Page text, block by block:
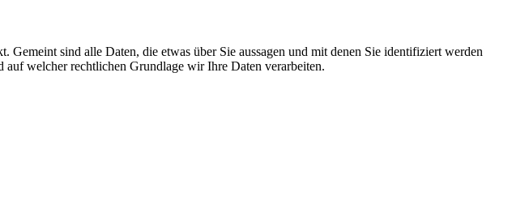
sind alle Daten, die etwas über Sie aussagen und mit denen Sie identifiziert werden
welcher rechtlichen Grundlage wir Ihre Daten verarbeiten.